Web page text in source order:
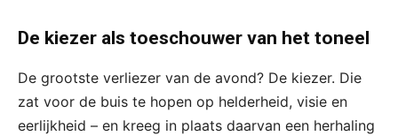
De kiezer als toeschouwer van het toneel
De grootste verliezer van de avond? De kiezer. Die
zat voor de buis te hopen op helderheid, visie en
eerlijkheid – en kreeg in plaats daarvan een herhaling